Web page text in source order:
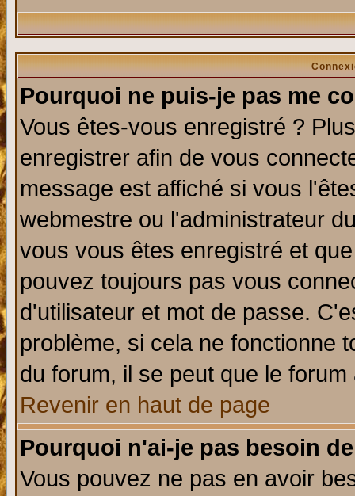
Pourquoi ne puis-je pas me
Vous êtes-vous enregistré ?
enregistrer afin de vous
message est affiché si vous
webmestre ou l'administrateur
vous vous êtes enregistré et
pouvez toujours pas vous
d'utilisateur et mot de passe.
problème, si cela ne fonctionne
du forum, il se peut que le
Revenir en haut de page
Pourquoi n'ai-je pas besoin
Vous pouvez ne pas en avoir